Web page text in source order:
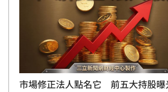
市場修正法人點名它 前五大持股曝